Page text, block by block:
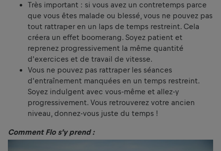
Très important : si vous avez un contretemps parce
que vous êtes malade ou blessé, vous ne pouvez pas
tout rattraper en un laps de temps restreint. Cela
créera un effet boomerang. Soyez patient et
reprenez progressivement la même quantité
d'exercices et de travail de vitesse.
Vous ne pouvez pas rattraper les séances
d'entraînement manquées en un temps restreint.
Soyez indulgent avec vous-même et allez-y
progressivement. Vous retrouverez votre ancien
niveau, donnez-vous juste du temps !
Comment Flo s’y prend :